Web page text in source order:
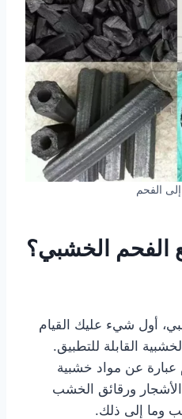
الفحم
الفحم الخشبي؟
أول شيء عليك القيام
القابلة للتطبيق.
عبارة عن مواد خشبية
ورقائق الخشب
وما إلى ذلك.